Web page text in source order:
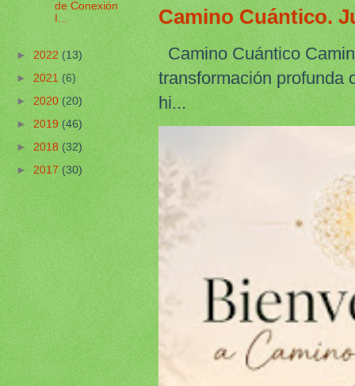
Camino Cuántico.
Camino Cuántico
transformación profunda
hi...
de Conexión
I...
►2022(13)
►2021 (6)
►2020(20)
►2019 (46)
►2018(32)
►2017(30)